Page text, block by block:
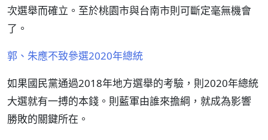
次選舉而確立。至於桃園市與台南市則可斷定毫無機會
了。
郭、朱應不致參選2020年總統
如果國民黨通過2018年地方選舉的考驗，則2020年總統
大選就有一搏的本錢。則藍軍由誰來擔綱，就成為影響
勝敗的關鍵所在。